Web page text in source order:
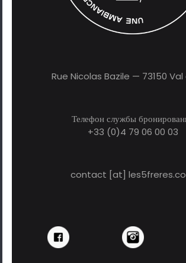
Rue Nicolas Bazile — 73150 Val
Телефон службы
+33 (0)4 79 06 00 03
contact [at]